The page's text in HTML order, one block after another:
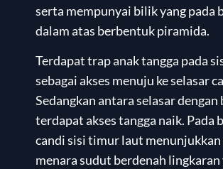
serta mempunyai bilik yang pada
dalam atas berbentuk piramida.
Terdapat trap anak tangga pada
sebagai akses menuju ke selasar
Sedangkan antara selasar
terdapat akses tangga naik. Pada
candi sisi timur laut menunjukkan
menara sudut berdenah lingkaran